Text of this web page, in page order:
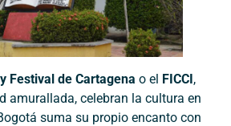
Festival de Cartagena o el FICCI ,
amurallada, celebran la cultura en
suma su propio encanto con